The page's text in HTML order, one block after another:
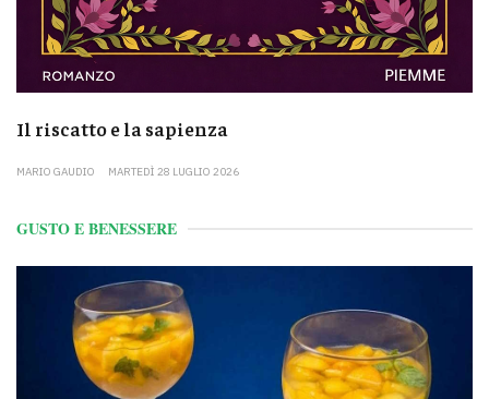
Il riscatto e la sapienza
MARIO GAUDIO MARTEDÌ 28 LUGLIO 2026
GUSTO E BENESSERE